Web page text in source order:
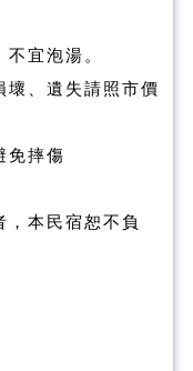
宜泡湯。
壞、遺失請照市價
免摔傷
本民宿恕不負